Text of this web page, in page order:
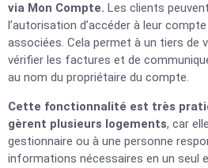
via Mon Compte. Les clients
l’autorisation d’accéder à leur
associées. Cela permet à un tiers de
vérifier les factures et de
au nom du propriétaire du compte.
Cette fonctionnalité est très
gèrent plusieurs logements, car
gestionnaire ou à une personne
informations nécessaires en un seul